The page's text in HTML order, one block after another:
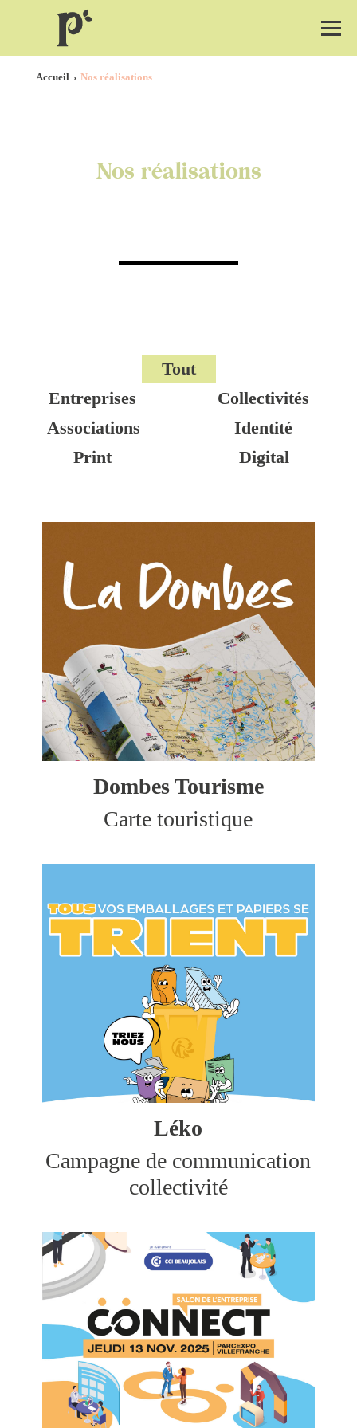
Accueil Nos réalisations
Nos réalisations
Tout
Entreprises
Collectivités
Associations
Identité
Print
Digital
Dombes Tourisme
Carte touristique
Léko
Campagne de communication
collectivité